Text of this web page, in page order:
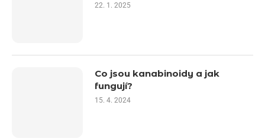
22. 1. 2025
Co jsou kanabinoidy a jak
fungují?
15. 4. 2024